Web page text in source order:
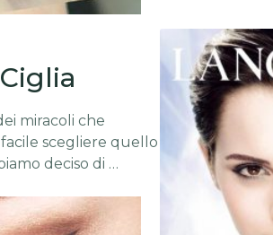
miracoli che
scegliere quello
deciso di …